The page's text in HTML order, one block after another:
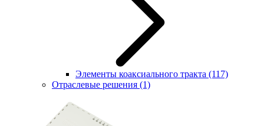
Элементы коаксиального тракта (117)
Отраслевые решения (1)